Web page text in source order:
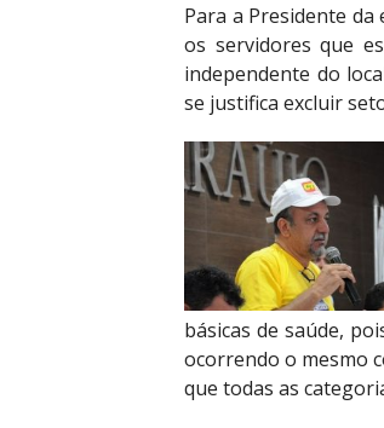
Para a Presidente
os servidores que
independente do
se justifica excluir
básicas de saúde,
ocorrendo o mesmo
que todas as